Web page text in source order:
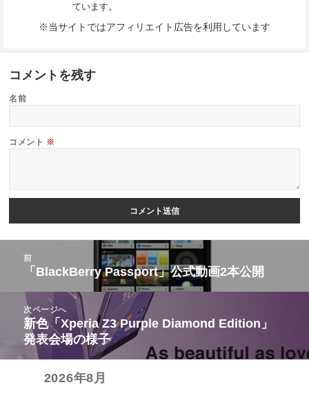
ています。
※当サイトではアフィリエイト広告を利用しています
コメントを残す
名前
コメント ※
前
前
の
投
稿:
「BlackBerry Passport」公式動画2本公開
次ページへ
次
の
新色「Xperia Z3 Purple Diamond Edition」
発表会場の様子
2026年8月